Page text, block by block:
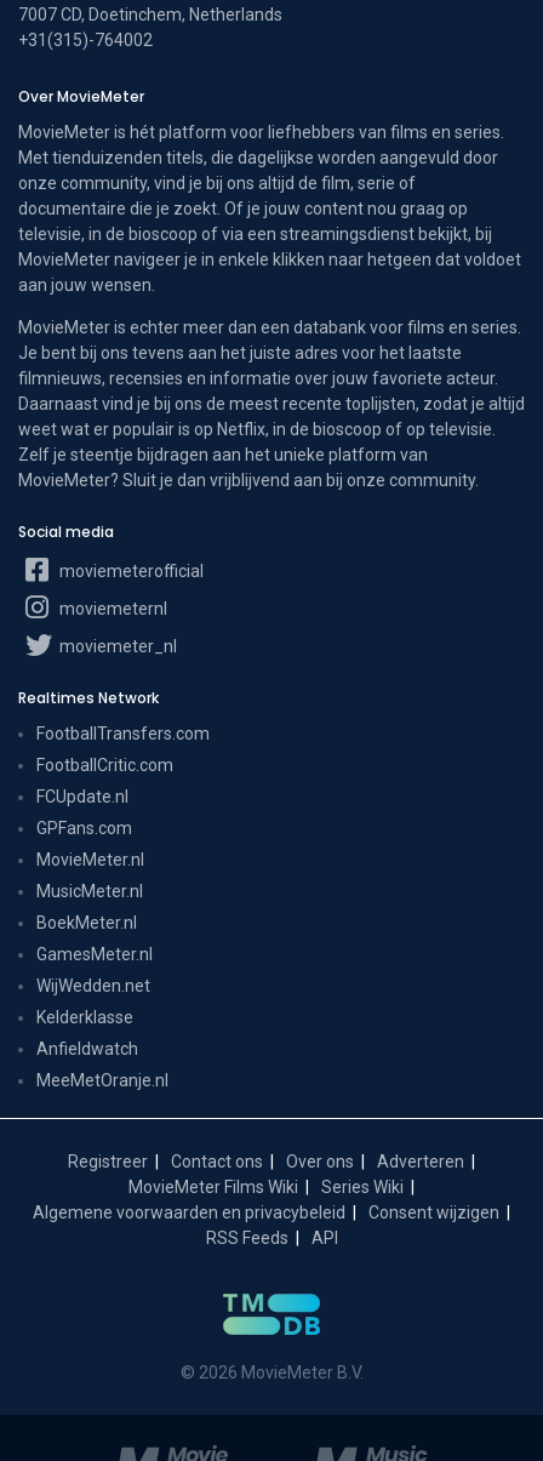
7007 CD, Doetinchem, Netherlands
+31(315)-764002
Over MovieMeter
MovieMeter is hét platform voor liefhebbers van films en series.
Met tienduizenden titels, die dagelijkse worden aangevuld door
onze community, vind je bij ons altijd de film, serie of
documentaire die je zoekt. Of je jouw content nou graag op
televisie, in de bioscoop of via een streamingsdienst bekijkt, bij
MovieMeter navigeer je in enkele klikken naar hetgeen dat voldoet
aan jouw wensen.
MovieMeter is echter meer dan een databank voor films en series.
Je bent bij ons tevens aan het juiste adres voor het laatste
filmnieuws, recensies en informatie over jouw favoriete acteur.
Daarnaast vind je bij ons de meest recente toplijsten, zodat je altijd
weet wat er populair is op Netflix, in de bioscoop of op televisie.
Zelf je steentje bijdragen aan het unieke platform van
MovieMeter? Sluit je dan vrijblijvend aan bij onze community.
Social media
moviemeterofficial
moviemeternl
moviemeter_nl
Realtimes Network
FootballTransfers.com
FootballCritic.com
FCUpdate.nl
GPFans.com
MovieMeter.nl
MusicMeter.nl
BoekMeter.nl
GamesMeter.nl
WijWedden.net
Kelderklasse
Anfieldwatch
MeeMetOranje.nl
Registreer Contact ons Over ons
Adverteren
MovieMeter Films Wiki
Series Wiki
Algemene voorwaarden en privacybeleid
Consent wijzigen
RSS Feeds
API
© 2026 MovieMeter B.V.